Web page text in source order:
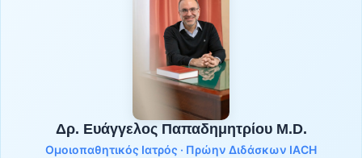
Δρ. Ευάγγελος Παπαδημητρίου M.D.
Ομοιοπαθητικός Ιατρός · Πρώην Διδάσκων IACH